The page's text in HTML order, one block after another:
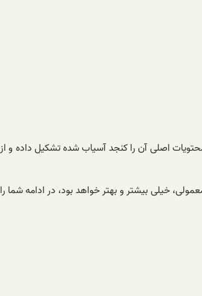
اصلی آن را کنجد آسیاب شده تشکیل داده و از
خیلی بیشتر و بهتر خواهد بود، در ادامه شما را